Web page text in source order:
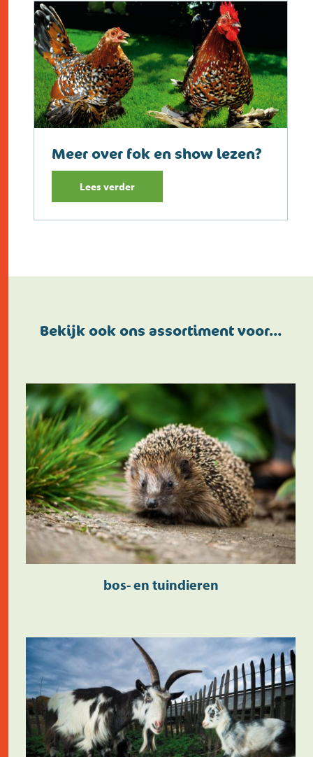
Meer over fok en show lezen?
Lees verder
Bekijk ook ons assortiment voor…
bos- en tuindieren